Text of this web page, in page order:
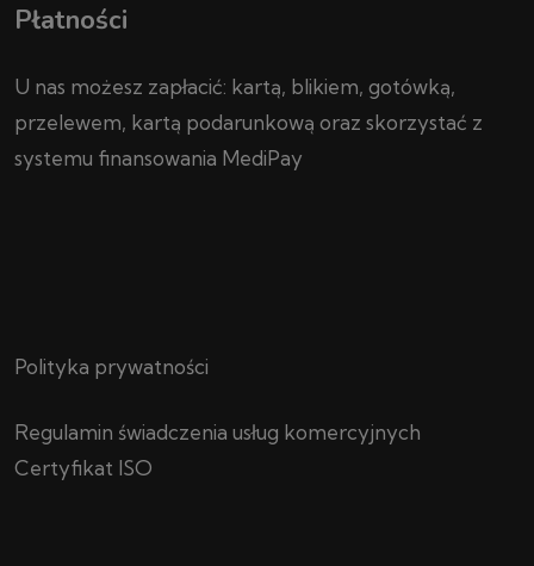
Płatności
U nas możesz zapłacić: kartą, blikiem, gotówką,
przelewem, kartą podarunkową oraz skorzystać z
systemu finansowania MediPay
Polityka prywatności
Regulamin świadczenia usług komercyjnych
Certyfikat ISO